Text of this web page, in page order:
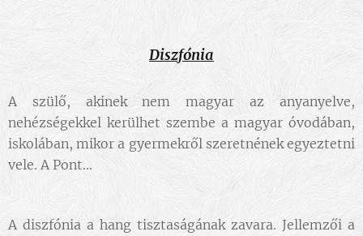
Diszfónia
A szülő, akinek nem magyar az anyanyelve,
nehézségekkel kerülhet szembe a magyar óvodában,
iskolában, mikor a gyermekről szeretnének egyeztetni
vele. A Pont...
A diszfónia a hang tisztaságának zavara. Jellemzői a